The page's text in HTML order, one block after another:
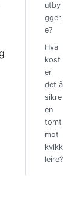
utby
gger
e?
Hva
kost
er
det å
sikre
en
tomt
mot
kvikk
leire?